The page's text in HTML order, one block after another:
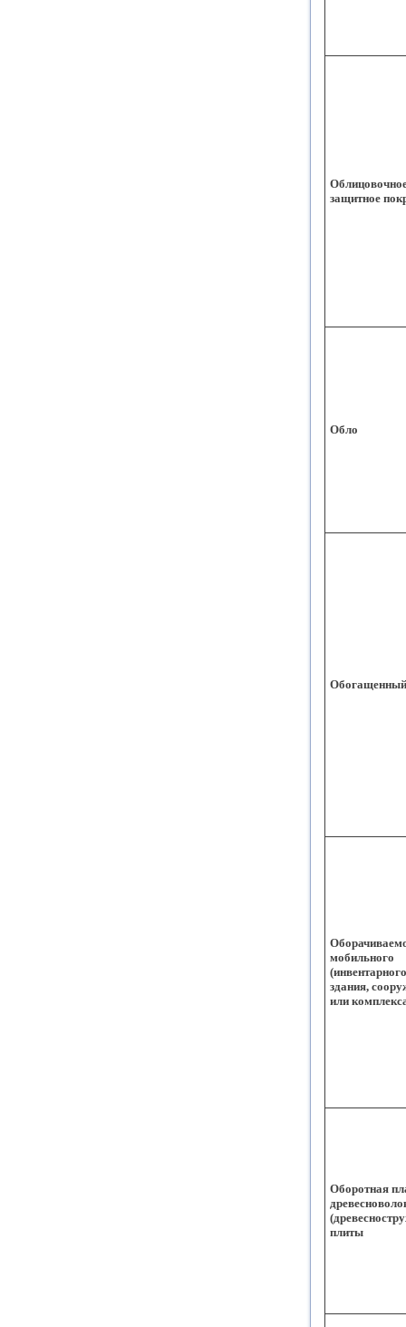
защитное
Обло
Обогащенный
мобильного
здания,
или
Оборотная
плиты